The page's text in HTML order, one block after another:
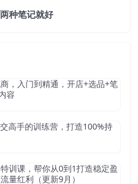
种笔记就好
，入门到精通，开店+选品+笔
容
高手的训练营，打造100%持
训课，帮你从0到1打造稳定盈
量红利（更新9月）